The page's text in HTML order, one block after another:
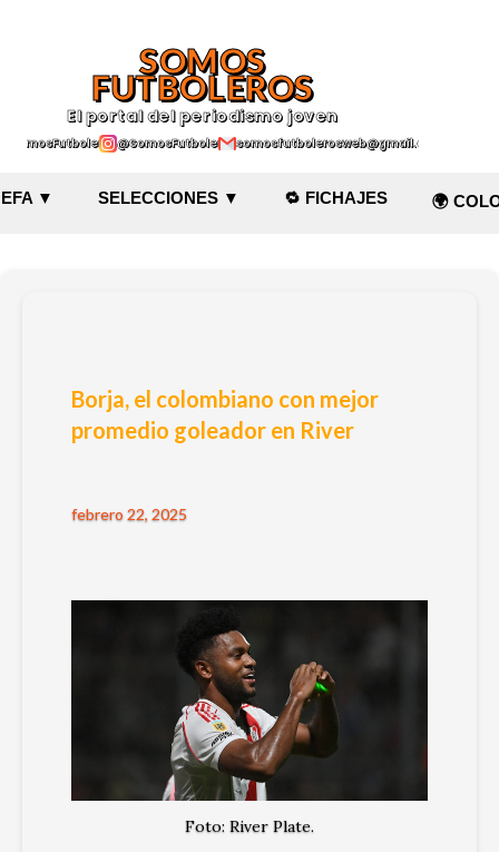
SOMOS
FUTBOLEROS
El portal del periodismo joven
@SomosFutbolerossomosfutbolerosweb@gmail.com
▼ SELECCIONES ▼ 🔁 FICHAJES 🌍
Borja, el colombiano con mejor
promedio goleador en River
febrero 22, 2025
Foto: River Plate.